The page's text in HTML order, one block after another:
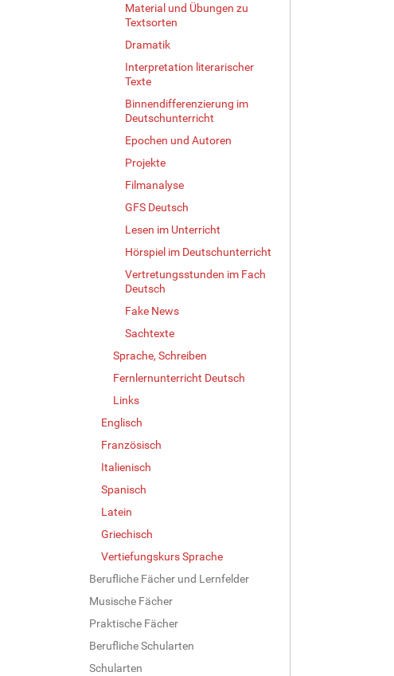
Material und Übungen zu
Textsorten
Dramatik
Interpretation literarischer
Texte
Binnendifferenzierung im
Deutschunterricht
Epochen und Autoren
Projekte
Filmanalyse
GFS Deutsch
Lesen im Unterricht
Hörspiel im Deutschunterricht
Vertretungsstunden im Fach
Deutsch
Fake News
Sachtexte
Sprache, Schreiben
Fernlernunterricht Deutsch
Links
Englisch
Französisch
Italienisch
Spanisch
Latein
Griechisch
Vertiefungskurs Sprache
Berufliche Fächer und Lernfelder
Musische Fächer
Praktische Fächer
Berufliche Schularten
Schularten